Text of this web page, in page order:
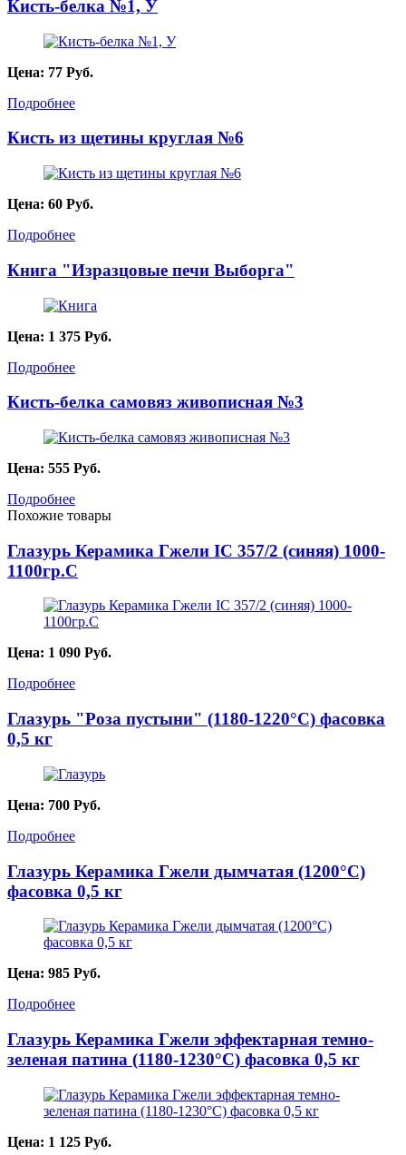
Кисть-белка №1, У
Цена: 77 Руб.
Подробнее
Кисть из щетины круглая №6
Цена: 60 Руб.
Подробнее
Книга "Изразцовые печи Выборга"
Цена: 1 375 Руб.
Подробнее
Кисть-белка самовяз живописная №3
Цена: 555 Руб.
Подробнее
Похожие товары
Глазурь Керамика Гжели IC 357/2 (синяя) 1000-
1100гр.С
Цена: 1 090 Руб.
Подробнее
Глазурь "Роза пустыни" (1180-1220°С) фасовка
0,5 кг
Цена: 700 Руб.
Подробнее
Глазурь Керамика Гжели дымчатая (1200°С)
фасовка 0,5 кг
Цена: 985 Руб.
Подробнее
Глазурь Керамика Гжели эффектарная темно-
зеленая патина (1180-1230°С) фасовка 0,5 кг
Цена: 1 125 Руб.